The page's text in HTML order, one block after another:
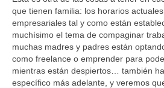
que tienen familia: los horarios
empresariales tal y como están
muchísimo el tema de compaginar
muchas madres y padres están
como freelance o emprender para
mientras están despiertos… también
específico más adelante, y veremos